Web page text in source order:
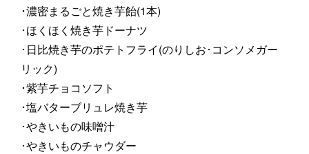
･濃密まるごと焼き芋飴(1本)
･ほくほく焼き芋ドーナツ
･日比焼き芋のポテトフライ(のりしお･コンソメガー
リック)
･紫芋チョコソフト
･塩バターブリュレ焼き芋
･やきいもの味噌汁
･やきいものチャウダー